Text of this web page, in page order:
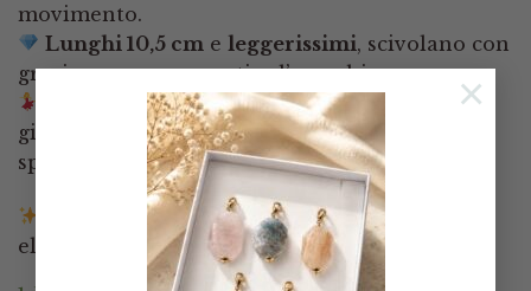
×
movimento.
Lunghi 10,5 cm e leggerissimi, scivolano con
grazia senza appesantire l’orecchio.
Perfetti per illuminare ogni momento della
giornata, dal caffè tra amiche a una serata
speciale.
Un dettaglio di stile che parla di te, con
eleganza e femminilità.